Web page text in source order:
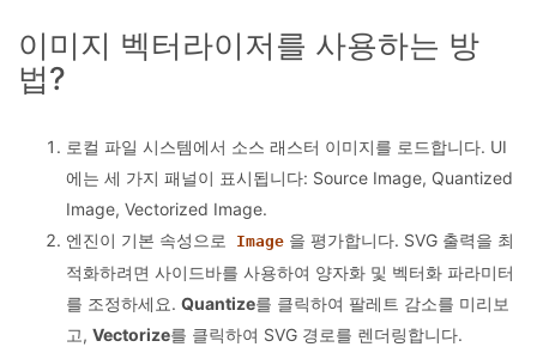
이미지 벡터라이저를 사용하는 방
법?
로컬 파일 시스템에서 소스 래스터 이미지를 로드합니다. UI
에는 세 가지 패널이 표시됩니다: Source Image, Quantized
Image, Vectorized Image.
엔진이 기본 속성으로
Image 을 평가합니다. SVG 출력을 최
적화하려면 사이드바를 사용하여 양자화 및 벡터화 파라미터
를 조정하세요. Quantize를 클릭하여 팔레트 감소를 미리보
고, Vectorize를 클릭하여 SVG 경로를 렌더링합니다.